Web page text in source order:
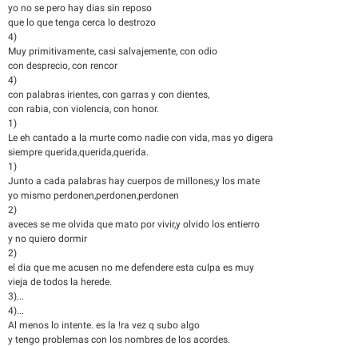
yo no se pero hay dias sin reposo
que lo que tenga cerca lo destrozo
4)
Muy primitivamente, casi salvajemente, con odio
con desprecio, con rencor
4)
con palabras irientes, con garras y con dientes,
con rabia, con violencia, con honor.
1)
Le eh cantado a la murte como nadie con vida, mas yo digera
siempre querida,querida,querida.
1)
Junto a cada palabras hay cuerpos de millones,y los mate
yo mismo perdonen,perdonen,perdonen
2)
aveces se me olvida que mato por vivir,y olvido los entierro
y no quiero dormir
2)
el dia que me acusen no me defendere esta culpa es muy
vieja de todos la herede.
3)...
4)...
Al menos lo intente. es la !ra vez q subo algo
y tengo problemas con los nombres de los acordes.